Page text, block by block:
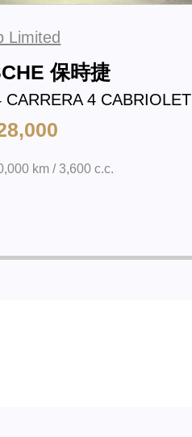
Limited
保時捷
CARRERA 4 CABRIOLET
km / 3,600 c.c.